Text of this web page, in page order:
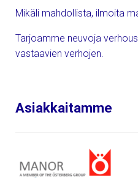
Mikäli mahdollista, ilmoita
Tarjoamme neuvoja
vastaavien verhojen.
Asiakkaitamme